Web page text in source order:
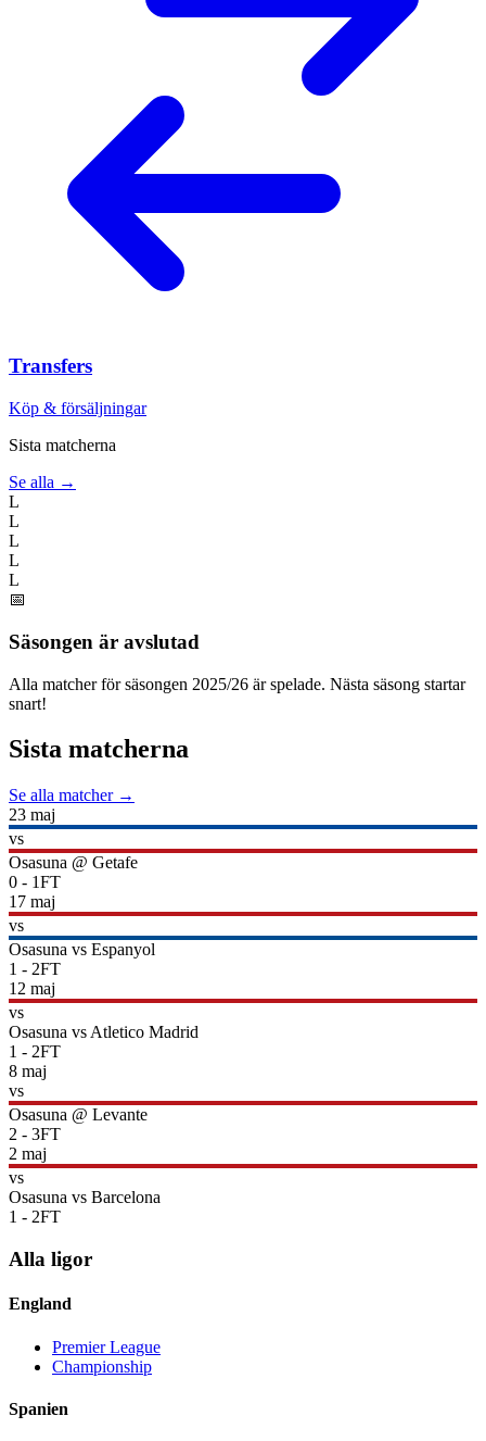
Transfers
Köp & försäljningar
Sista matcherna
Se alla →
L
L
L
L
L
📅
Säsongen är avslutad
Alla matcher för säsongen 2025/26 är spelade. Nästa säsong startar
snart!
Sista matcherna
Se alla matcher →
23 maj
vs
Osasuna @ Getafe
0 - 1FT
17 maj
vs
Osasuna vs Espanyol
1 - 2FT
12 maj
vs
Osasuna vs Atletico Madrid
1 - 2FT
8 maj
vs
Osasuna @ Levante
2 - 3FT
2 maj
vs
Osasuna vs Barcelona
1 - 2FT
Alla ligor
England
Premier League
Championship
Spanien